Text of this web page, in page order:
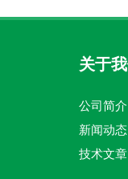
关于
公司简介
新闻动态
技术文章